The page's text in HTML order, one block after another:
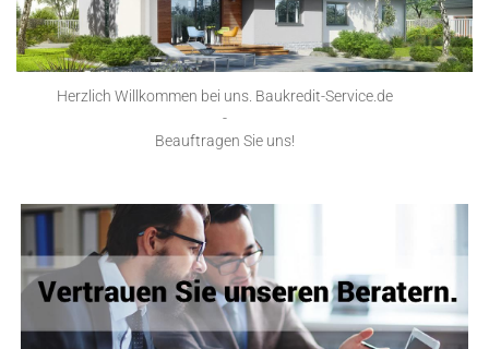
Herzlich Willkommen bei uns. Baukredit-Service.de
-
Beauftragen Sie uns!